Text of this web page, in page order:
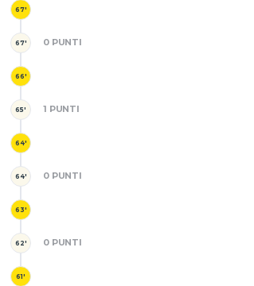
67'
67' 0 PUNTI
66'
65' 1 PUNTI
64'
64' 0 PUNTI
63'
62' 0 PUNTI
61'